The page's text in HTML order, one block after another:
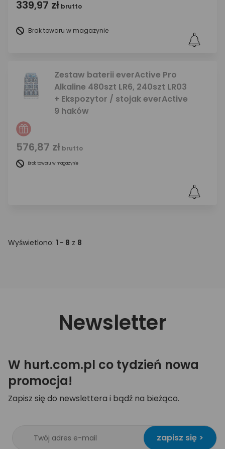
339,97 zł brutto
Brak towaru w magazynie
Zestaw baterii everActive Pro
Alkaline 480szt LR6, 240szt LR03
+ Ekspozytor / stojak everActive
9 haków
576,87 zł brutto
Brak towaru w magazynie
Wyświetlono: 1 - 8 z 8
Newsletter
W hurt.com.pl co tydzień nowa
promocja!
Zapisz się do newslettera i bądź na bieżąco.
zapisz się >